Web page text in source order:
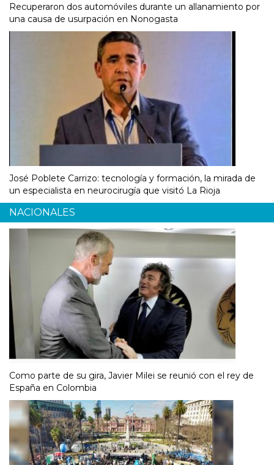
Recuperaron dos automóviles durante un allanamiento por
una causa de usurpación en Nonogasta
José Poblete Carrizo: tecnología y formación, la mirada de
un especialista en neurocirugía que visitó La Rioja
NACIONALES
Como parte de su gira, Javier Milei se reunió con el rey de
España en Colombia